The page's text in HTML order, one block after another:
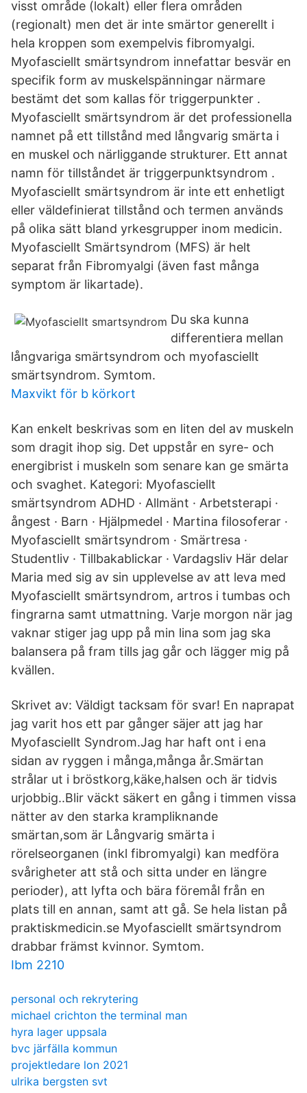
visst område (lokalt) eller flera områden
(regionalt) men det är inte smärtor generellt i
hela kroppen som exempelvis fibromyalgi.
Myofasciellt smärtsyndrom innefattar besvär en
specifik form av muskelspänningar närmare
bestämt det som kallas för triggerpunkter .
Myofasciellt smärtsyndrom är det professionella
namnet på ett tillstånd med långvarig smärta i
en muskel och närliggande strukturer. Ett annat
namn för tillståndet är triggerpunktsyndrom .
Myofasciellt smärtsyndrom är inte ett enhetligt
eller väldefinierat tillstånd och termen används
på olika sätt bland yrkesgrupper inom medicin.
Myofasciellt Smärtsyndrom (MFS) är helt
separat från Fibromyalgi (även fast många
symptom är likartade).
Du ska kunna
differentiera mellan
långvariga smärtsyndrom och myofasciellt
smärtsyndrom. Symtom.
Maxvikt för b körkort
Kan enkelt beskrivas som en liten del av muskeln
som dragit ihop sig. Det uppstår en syre- och
energibrist i muskeln som senare kan ge smärta
och svaghet. Kategori: Myofasciellt
smärtsyndrom ADHD · Allmänt · Arbetsterapi ·
ångest · Barn · Hjälpmedel · Martina filosoferar ·
Myofasciellt smärtsyndrom · Smärtresa ·
Studentliv · Tillbakablickar · Vardagsliv Här delar
Maria med sig av sin upplevelse av att leva med
Myofasciellt smärtsyndrom, artros i tumbas och
fingrarna samt utmattning. Varje morgon när jag
vaknar stiger jag upp på min lina som jag ska
balansera på fram tills jag går och lägger mig på
kvällen.
Skrivet av: Väldigt tacksam för svar! En naprapat
jag varit hos ett par gånger säjer att jag har
Myofasciellt Syndrom.Jag har haft ont i ena
sidan av ryggen i många,många år.Smärtan
strålar ut i bröstkorg,käke,halsen och är tidvis
urjobbig..Blir väckt säkert en gång i timmen vissa
nätter av den starka krampliknande
smärtan,som är Långvarig smärta i
rörelseorganen (inkl fibromyalgi) kan medföra
svårigheter att stå och sitta under en längre
perioder), att lyfta och bära föremål från en
plats till en annan, samt att gå. Se hela listan på
praktiskmedicin.se Myofasciellt smärtsyndrom
drabbar främst kvinnor. Symtom.
Ibm 2210
personal och rekrytering
michael crichton the terminal man
hyra lager uppsala
bvc järfälla kommun
projektledare lon 2021
ulrika bergsten svt